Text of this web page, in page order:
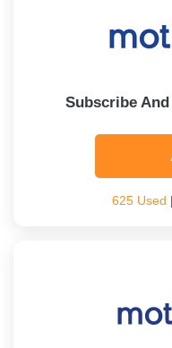
Subscribe
625 Used